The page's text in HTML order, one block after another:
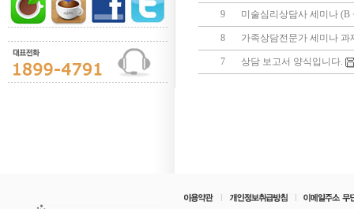
9 미술심리상담사 세미나 (B
8 가족상담전문가 세미나 과
7 상담 보고서 양식입니다.